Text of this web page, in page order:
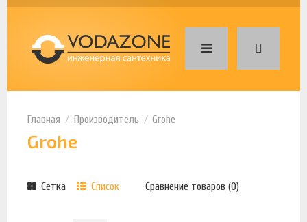
Производитель Grohe
Grohe
Сетка Список Сравнение товаров (0)